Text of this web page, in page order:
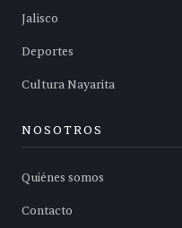
Jalisco
Deportes
Cultura Nayarita
NOSOTROS
Quiénes somos
Contacto